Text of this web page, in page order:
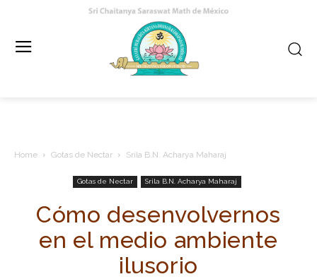
Home Gotas de Nectar Srila B.N. Acharya Maharaj
Gotas de Nectar Srila B.N. Acharya Maharaj
Cómo desenvolvernos
en el medio ambiente
ilusorio